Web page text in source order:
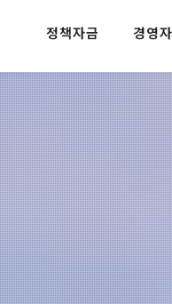
정책자금 경영